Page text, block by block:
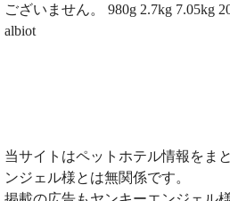
ございません。 980g 2.7kg 7.05kg
albiot
当サイトはペットホテル情報をま
ンジェル様とは無関係です。